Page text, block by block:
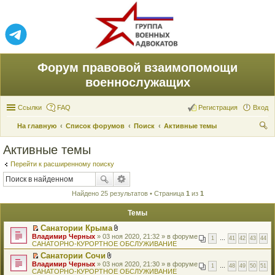
Форум правовой взаимопомощи
военнослужащих
Ссылки FAQ Вход
Регистрация
На главную Список форумов Поиск
Активные темы
Активные темы
Перейти к расширенному поиску
Найдено 25 результатов • Страница 1 из 1
Темы
П
е
р
е
й
т
Санатории Крыма
В
л
о
е
н
1 41 42 43 44
Владимир Черных » 03 ноя 2020, 21:32 » в форуме
САНАТОРНО-КУРОРТНОЕ ОБСЛУЖИВАНИЕ
П
е
Санатории Сочи
В
л
1 48 49 50 51
Владимир Черных » 03 ноя 2020, 21:30 » в форуме
САНАТОРНО-КУРОРТНОЕ ОБСЛУЖИВАНИЕ